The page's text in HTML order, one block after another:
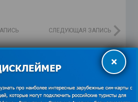
СЛЕДУЮЩАЯ ЗАПИСЬ
×